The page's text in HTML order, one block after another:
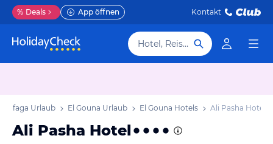
% Deals App öffnen Kontakt
Hotel, Reiseziel
Safaga Urlaub El Gouna Urlaub El Gouna Hotels Ali Pasha Hotel
Ali Pasha Hotel